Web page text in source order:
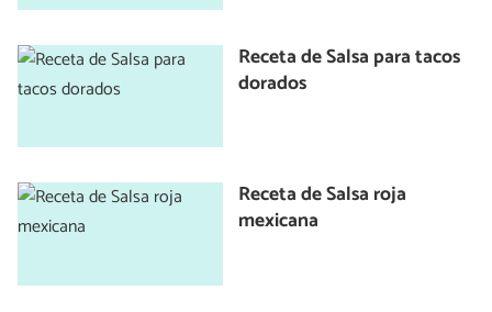
Receta de Salsa para tacos
dorados
Receta de Salsa roja
mexicana